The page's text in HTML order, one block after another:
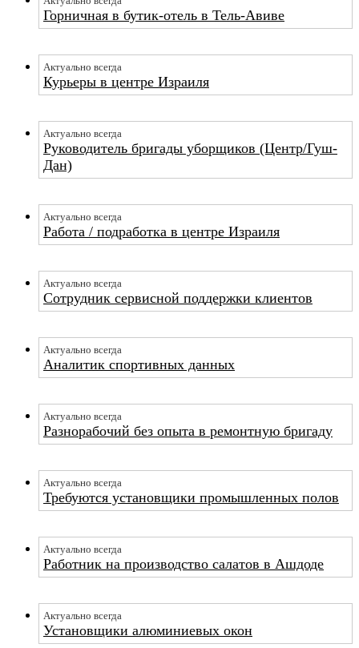
Горничная в бутик-отель в Тель-Авиве
Актуально всегда
Курьеры в центре Израиля
Актуально всегда
Руководитель бригады уборщиков (Центр/Гуш-
Дан)
Актуально всегда
Работа / подработка в центре Израиля
Актуально всегда
Сотрудник сервисной поддержки клиентов
Актуально всегда
Аналитик спортивных данных
Актуально всегда
Разнорабочий без опыта в ремонтную бригаду
Актуально всегда
Требуются установщики промышленных полов
Актуально всегда
Работник на производство салатов в Ашдоде
Актуально всегда
Установщики алюминиевых окон